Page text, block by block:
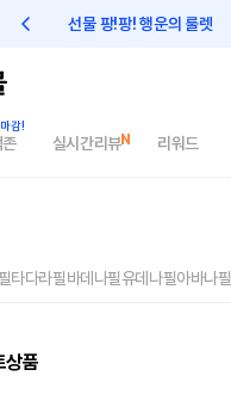
선물 팡!팡! 행운의 룰렛
실시간리뷰 리워드
타다라필바데나필유데나필아바나필
상품